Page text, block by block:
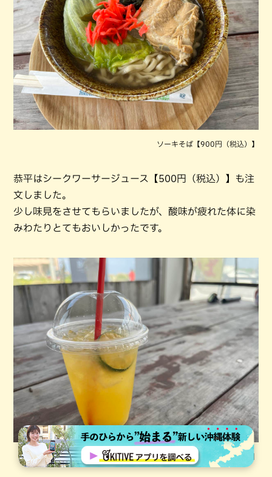
ソーキそば【900円（税込）】
恭平はシークワーサージュース【500円（税込）】も注
文しました。
少し味見をさせてもらいましたが、酸味が疲れた体に染
みわたりとてもおいしかったです。
シークワーサージュース【500円（税込）】